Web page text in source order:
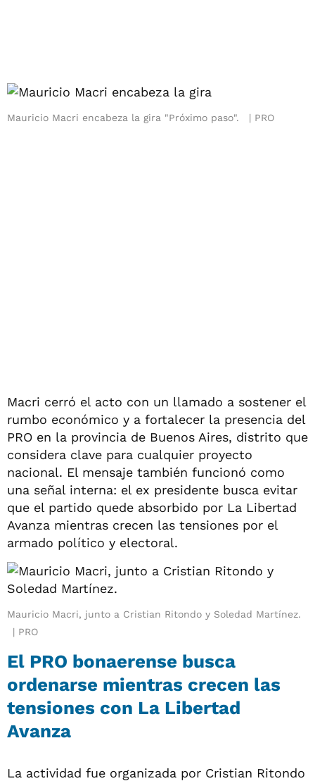
Mauricio Macri encabeza la gira "Próximo paso". PRO
Macri cerró el acto con un llamado a sostener el
rumbo económico y a fortalecer la presencia del
PRO en la provincia de Buenos Aires, distrito que
considera clave para cualquier proyecto
nacional. El mensaje también funcionó como
una señal interna: el ex presidente busca evitar
que el partido quede absorbido por La Libertad
Avanza mientras crecen las tensiones por el
armado político y electoral.
Mauricio Macri, junto a Cristian Ritondo y Soledad Martínez.
PRO
El PRO bonaerense busca
ordenarse mientras crecen las
tensiones con La Libertad
Avanza
La actividad fue organizada por Cristian Ritondo